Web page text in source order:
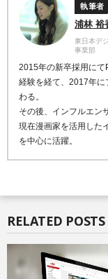
執筆者
浦林 裕
東日本デ
事業部
2015年の新卒採用に
経験を経て、2017年に
わる。
その後、インフルエン
現在漫画家を活用した
を中心に活躍。
RELATED POSTS